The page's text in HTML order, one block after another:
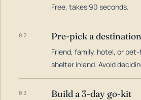
Free, takes 90 seconds.
02 Pre-pick a destination
Friend, family, hotel, or
shelter inland. Avoid
03 Build a 3-day go-kit